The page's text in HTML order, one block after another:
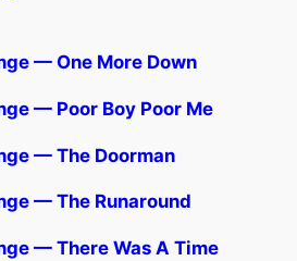
— One More Down
— Poor Boy Poor Me
— The Doorman
— The Runaround
— There Was A Time